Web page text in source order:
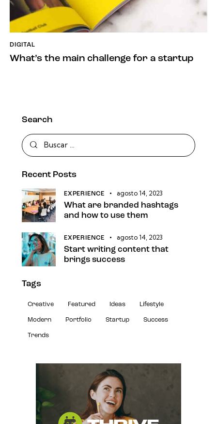
DIGITAL
What’s the main challenge for a startup
Search
Recent Posts
EXPERIENCE agosto 14, 2023
What are branded hashtags
and how to use them
EXPERIENCE agosto 14, 2023
Start writing content that
brings success
Tags
Creative Featured Ideas Lifestyle
Modern Portfolio Startup Success
Trends